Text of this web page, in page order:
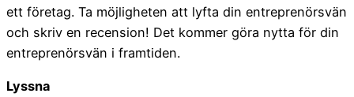
ett företag. Ta möjligheten att lyfta din entreprenörsvän
och skriv en recension! Det kommer göra nytta för din
entreprenörsvän i framtiden.
Lyssna